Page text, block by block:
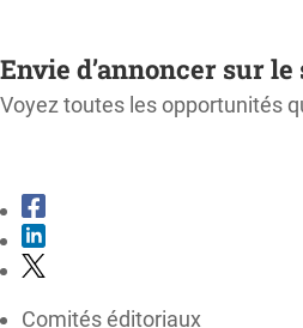
Envie d’annoncer sur le
Voyez toutes les opportunités
Comités éditoriaux